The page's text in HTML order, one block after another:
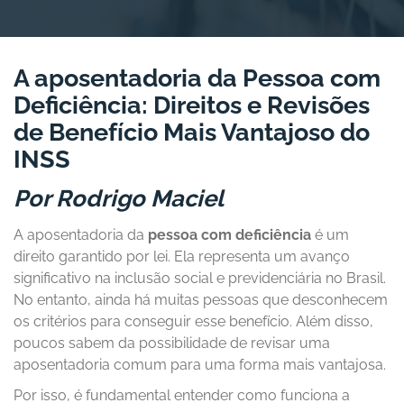
A aposentadoria da Pessoa com
Deficiência: Direitos e Revisões
de Benefício Mais Vantajoso do
INSS
Por Rodrigo Maciel
A aposentadoria da pessoa com deficiência é um
direito garantido por lei. Ela representa um avanço
significativo na inclusão social e previdenciária no Brasil.
No entanto, ainda há muitas pessoas que desconhecem
os critérios para conseguir esse benefício. Além disso,
poucos sabem da possibilidade de revisar uma
aposentadoria comum para uma forma mais vantajosa.
Por isso, é fundamental entender como funciona a